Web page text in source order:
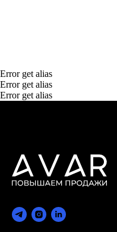
Error get alias
Error get alias
Error get alias